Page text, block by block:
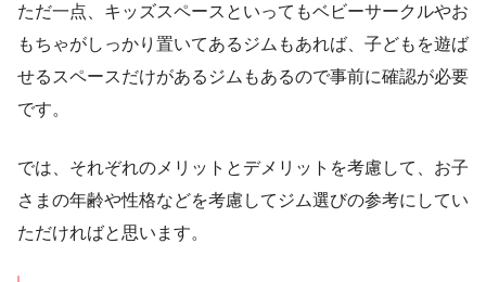
ただ一点、キッズスペースといってもベビーサークルやお
もちゃがしっかり置いてあるジムもあれば、子どもを遊ば
せるスペースだけがあるジムもあるので事前に確認が必要
です。
では、それぞれのメリットとデメリットを考慮して、お子
さまの年齢や性格などを考慮してジム選びの参考にしてい
ただければと思います。